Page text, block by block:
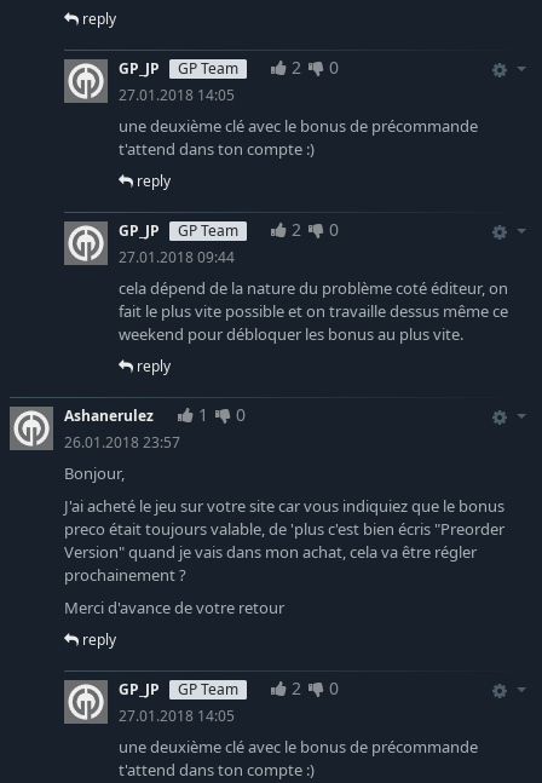
reply
GP_JP GP Team 2 0
27.01.2018 14:05
une deuxième clé avec le bonus de précommande
t'attend dans ton compte :)
reply
GP_JP GP Team 2 0
27.01.2018 09:44
cela dépend de la nature du problème coté éditeur, on
fait le plus vite possible et on travaille dessus même ce
weekend pour débloquer les bonus au plus vite.
reply
Ashanerulez 1 0
26.01.2018 23:57
Bonjour,
J'ai acheté le jeu sur votre site car vous indiquiez que le bonus
preco était toujours valable, de 'plus c'est bien écris "Preorder
Version" quand je vais dans mon achat, cela va être régler
prochainement ?
Merci d'avance de votre retour
reply
GP_JP GP Team 2 0
27.01.2018 14:05
une deuxième clé avec le bonus de précommande
t'attend dans ton compte :)